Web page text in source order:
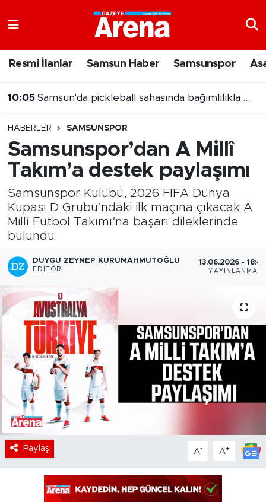
Resmi İlanlar Samsun Haber Samsunspor
10:05 Samsun'da pickleball sahasında bağımlılıkla mücadele mesajı
HABERLER SAMSUNSPOR
Samsunspor’dan A Millî
Takım’a destek paylaşımı
Samsunspor Kulübü, 2026 FIFA Dünya
Kupası D Grubu’ndaki ilk maçına çıkacak A
Millî Futbol Takımı’na başarı dileklerinde
bulundu.
DUYGU ZEYNEP KURUMAHMUTOĞLU
EDITÖR
13.06.2026 -
YAYINLANMA
Paylaş A- A+
Samsun Namaz Vakitleri
Süper Lig Puan Durumu ve Fikstür
Tüm Manşetler
Son Dakika Haberleri
Haber Arşivi